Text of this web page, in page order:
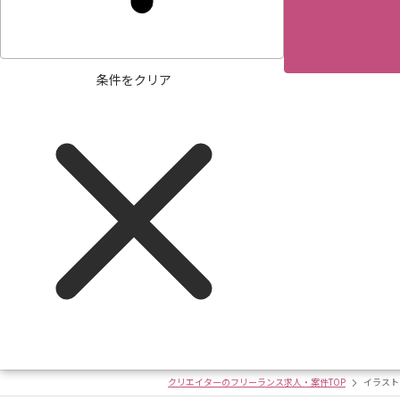
条件をクリア
クリエイターのフリーランス求人・案件TOP イラス